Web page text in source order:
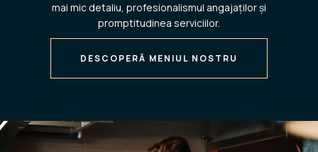
mai mic detaliu, profesionalismul angajaților și
promptitudinea serviciilor.
DESCOPERĂ MENIUL NOSTRU